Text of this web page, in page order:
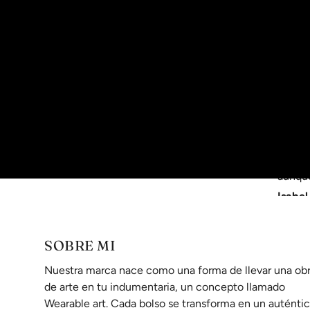
fija en
Rosa
SOBRE MI
Nuestra marca nace como una forma de llevar una
de arte en tu indumentaria, un concepto llamado
Wearable art. Cada bolso se transforma en un